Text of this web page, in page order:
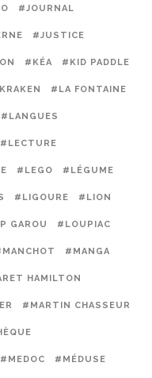
#JOURNAL
#JUSTICE
#KÉA #KID PADDLE
#LA FONTAINE
#LANGUES
#LECTURE
#LEGO #LÉGUME
#LIGOURE #LION
GAROU #LOUPIAC
#MANGA
HAMILTON
#MARTIN CHASSEUR
#MEDOC #MÉDUSE